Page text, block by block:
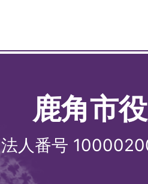
鹿角市
法人番号